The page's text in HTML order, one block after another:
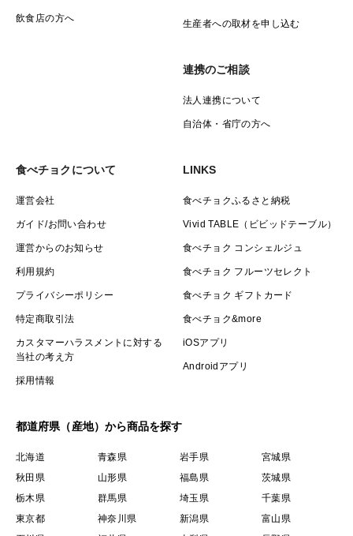
飲食店の方へ 生産者への取材を申し込む
連携のご相談
法人連携について
自治体・省庁の方へ
食べチョクについて
運営会社
ガイド/お問い合わせ
運営からのお知らせ
利用規約
プライバシーポリシー
特定商取引法
カスタマーハラスメントに対する
当社の考え方
採用情報
LINKS
食べチョクふるさと納税
Vivid TABLE（ビビッドテーブル）
食べチョク コンシェルジュ
食べチョク フルーツセレクト
食べチョク ギフトカード
食べチョク&more
iOSアプリ
Androidアプリ
都道府県（産地）から商品を探す
北海道 青森県 岩手県
宮城県
秋田県
山形県 福島県
茨城県
栃木県
群馬県 埼玉県
千葉県
東京都
神奈川県 新潟県
富山県